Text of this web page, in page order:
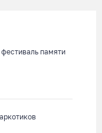
памяти